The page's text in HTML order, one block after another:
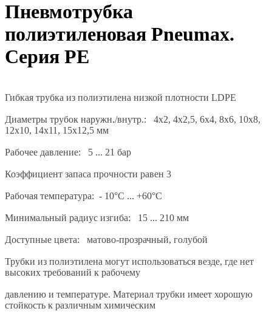
Пневмотрубка
полиэтиленовая Pneumax.
Серия PE
Гибкая трубка из полиэтилена низкой плотности LDPE
Диаметры трубок наружн./внутр.: 4x2, 4х2,5, 6х4, 8х6, 10х8,
12х10, 14х11, 15х12,5 мм
Рабочее давление: 5 ... 21 бар
Коэффициент запаса прочности равен 3
Рабочая температура: - 10°С ... +60°С
Минимальный радиус изгиба: 15 ... 210 мм
Доступные цвета: матово-прозрачный, голубой
Трубки из полиэтилена могут использоваться везде, где нет
высоких требований к рабочему
давлению и температуре. Материал трубки имеет хорошую
стойкость к различным химическим